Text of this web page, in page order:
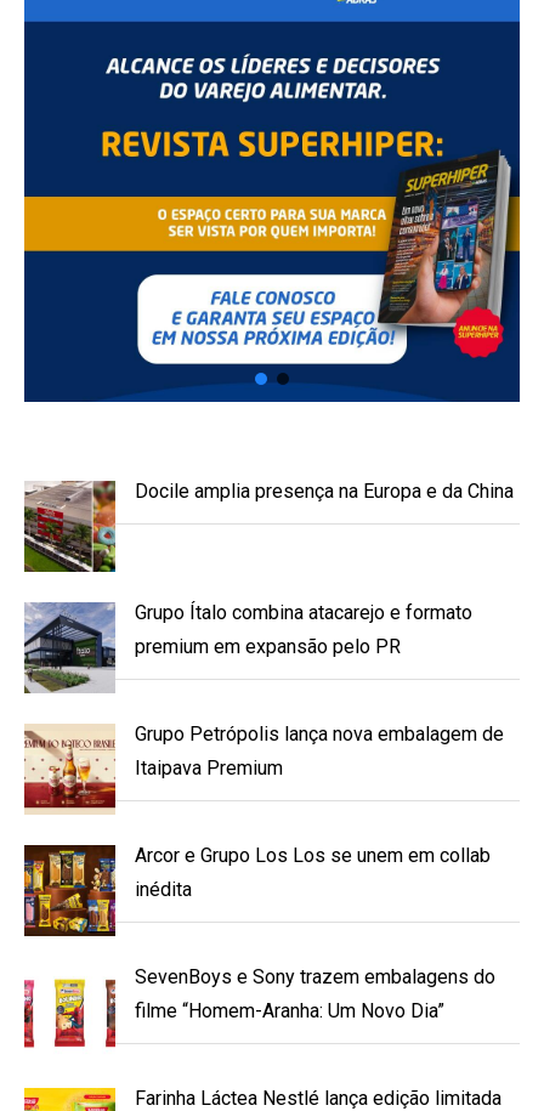
Docile amplia presença na Europa e da China
Grupo Ítalo combina atacarejo e formato
premium em expansão pelo PR
Grupo Petrópolis lança nova embalagem de
Itaipava Premium
Arcor e Grupo Los Los se unem em collab
inédita
SevenBoys e Sony trazem embalagens do
filme “Homem-Aranha: Um Novo Dia”
Farinha Láctea Nestlé lança edição limitada